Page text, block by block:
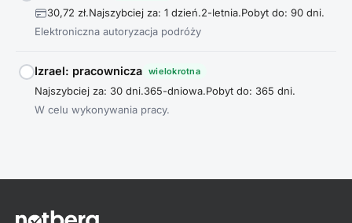
30,72 zł.Najszybciej za: 1 dzień.2-letnia.Pobyt do: 90 dni.
Elektroniczna autoryzacja podróży
Izrael: pracownicza wielokrotna
Najszybciej za: 30 dni.365-dniowa.Pobyt do: 365 dni.
W celu wykonywania pracy.